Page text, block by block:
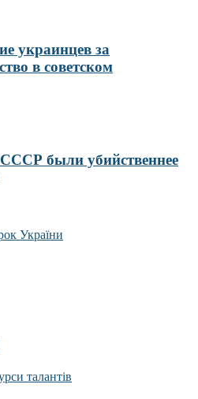
украинцев за
в советском
были убийственнее
України